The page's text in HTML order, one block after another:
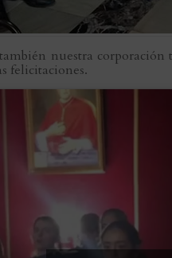
nuestra
felicitaciones.